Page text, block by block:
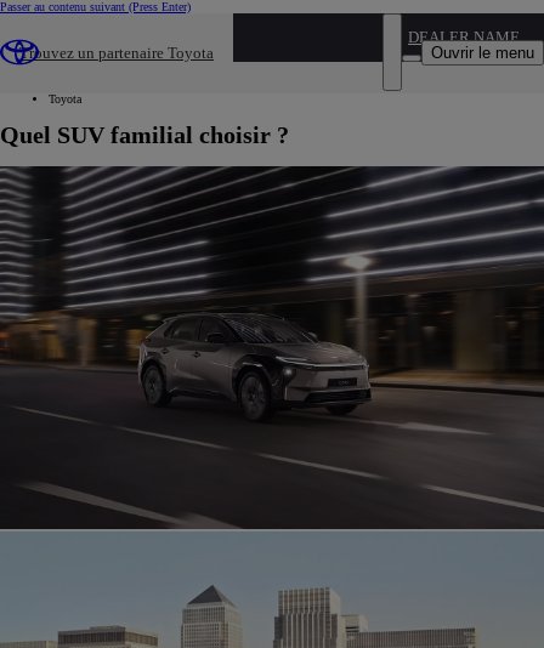
Passer au contenu suivant (Press Enter)
Trouvez un partenaire Toyota
DEALER NAME
Ouvrir le menu
Toyota
Quel SUV familial choisir ?